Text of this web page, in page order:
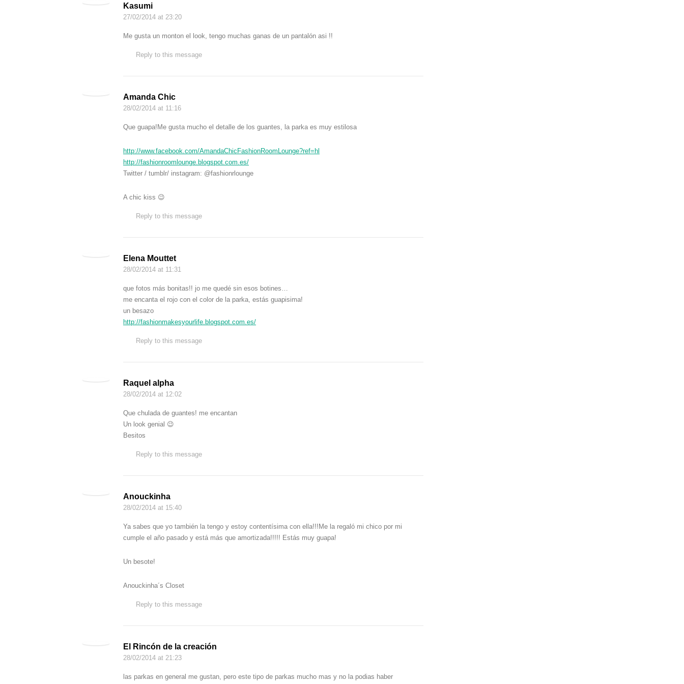
Kasumi
27/02/2014 at 23:20
Me gusta un monton el look, tengo muchas ganas de un pantalón asi !!
Reply to this message
Amanda Chic
28/02/2014 at 11:16
Que guapa!Me gusta mucho el detalle de los guantes, la parka es muy estilosa
http://www.facebook.com/AmandaChicFashionRoomLounge?ref=hl
http://fashionroomlounge.blogspot.com.es/
Twitter / tumblr/ instagram: @fashionrlounge
A chic kiss 😉
Reply to this message
Elena Mouttet
28/02/2014 at 11:31
que fotos más bonitas!! jo me quedé sin esos botines…
me encanta el rojo con el color de la parka, estás guapisima!
un besazo
http://fashionmakesyourlife.blogspot.com.es/
Reply to this message
Raquel alpha
28/02/2014 at 12:02
Que chulada de guantes! me encantan
Un look genial 😉
Besitos
Reply to this message
Anouckinha
28/02/2014 at 15:40
Ya sabes que yo también la tengo y estoy contentísima con ella!!!Me la regaló mi chico por mi
cumple el año pasado y está más que amortizada!!!!! Estás muy guapa!
Un besote!
Anouckinha´s Closet
Reply to this message
El Rincón de la creación
28/02/2014 at 21:23
las parkas en general me gustan, pero este tipo de parkas mucho mas y no la podias haber